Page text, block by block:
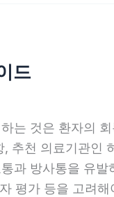
드
는 것은 환자의
추천 의료기관인
과 방사통을 유
평가 등을 고려